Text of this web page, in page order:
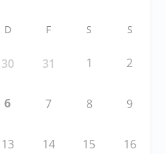
D F S S
30 31 1 2
6 7 8 9
13 14 15 16